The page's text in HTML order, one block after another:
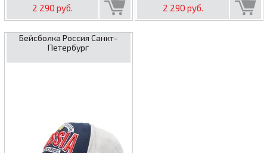
2 290 руб. 2 290 руб.
Бейсболка Россия Санкт-
Петербург